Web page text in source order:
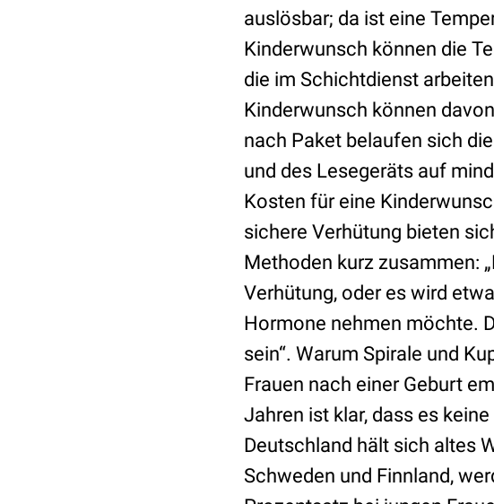
auslösbar; da ist eine
Kinderwunsch können die
die im Schichtdienst
Kinderwunsch können
nach Paket belaufen sich
und des Lesegeräts auf
Kosten für eine
sichere Verhütung bieten
Methoden kurz zusammen:
Verhütung, oder es wird
Hormone nehmen möchte.
sein“. Warum Spirale und
Frauen nach einer Geburt
Jahren ist klar, dass es
Deutschland hält sich altes
Schweden und Finnland,